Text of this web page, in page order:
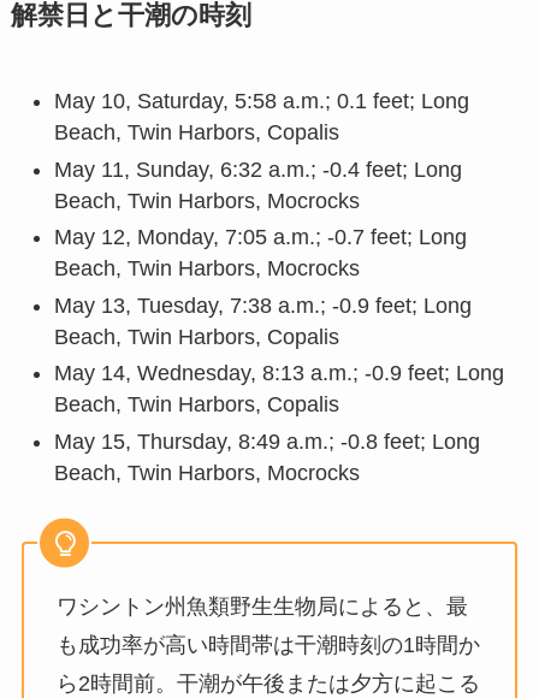
解禁日と干潮の時刻
May 10, Saturday, 5:58 a.m.; 0.1 feet; Long
Beach, Twin Harbors, Copalis
May 11, Sunday, 6:32 a.m.; -0.4 feet; Long
Beach, Twin Harbors, Mocrocks
May 12, Monday, 7:05 a.m.; -0.7 feet; Long
Beach, Twin Harbors, Mocrocks
May 13, Tuesday, 7:38 a.m.; -0.9 feet; Long
Beach, Twin Harbors, Copalis
May 14, Wednesday, 8:13 a.m.; -0.9 feet; Long
Beach, Twin Harbors, Copalis
May 15, Thursday, 8:49 a.m.; -0.8 feet; Long
Beach, Twin Harbors, Mocrocks
ワシントン州魚類野生生物局によると、最
も成功率が高い時間帯は干潮時刻の1時間か
ら2時間前。干潮が午後または夕方に起こる